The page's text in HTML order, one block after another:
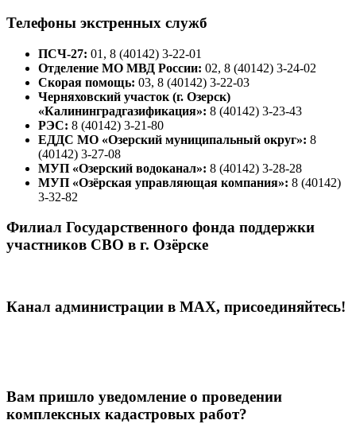
Телефоны экстренных служб
ПСЧ-27: 01, 8 (40142) 3-22-01
Отделение МО МВД России: 02, 8 (40142) 3-24-02
Скорая помощь: 03, 8 (40142) 3-22-03
Черняховский участок (г. Озерск)
«Калининградгазификация»: 8 (40142) 3-23-43
РЭС: 8 (40142) 3-21-80
ЕДДС МО «Озерский муниципальный округ»: 8
(40142) 3-27-08
МУП «Озерский водоканал»: 8 (40142) 3-28-28
МУП «Озёрская управляющая компания»: 8 (40142)
3-32-82
Филиал Государственного фонда поддержки
участников СВО в г. Озёрске
Канал администрации в МАХ, присоединяйтесь!
Вам пришло уведомление о проведении
комплексных кадастровых работ?